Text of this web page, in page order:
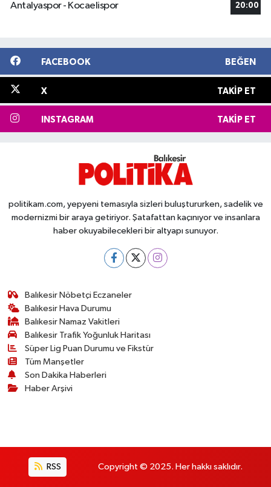
Antalyaspor - Kocaelispor 20:00
FACEBOOK BEĞEN
X TAKIP ET
INSTAGRAM TAKIP ET
politikam.com, yepyeni temasıyla sizleri buluştururken, sadelik ve
modernizmi bir araya getiriyor. Şatafattan kaçınıyor ve insanlara
haber okuyabilecekleri bir altyapı sunuyor.
Balıkesir Nöbetçi Eczaneler
Balıkesir Hava Durumu
Balıkesir Namaz Vakitleri
Balıkesir Trafik Yoğunluk Haritası
Süper Lig Puan Durumu ve Fikstür
Tüm Manşetler
Son Dakika Haberleri
Haber Arşivi
RSS Copyright © 2025. Her hakkı saklıdır.